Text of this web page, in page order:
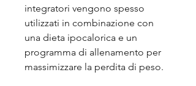
integratori vengono spesso
utilizzati in combinazione con
una dieta ipocalorica e un
programma di allenamento per
massimizzare la perdita di peso.